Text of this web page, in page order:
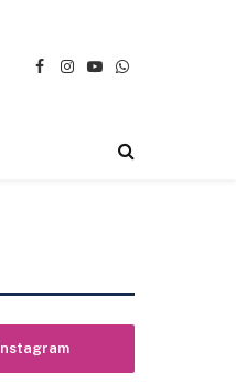
Facebook
Instagram
YouTubeWhatsApp
Instagram